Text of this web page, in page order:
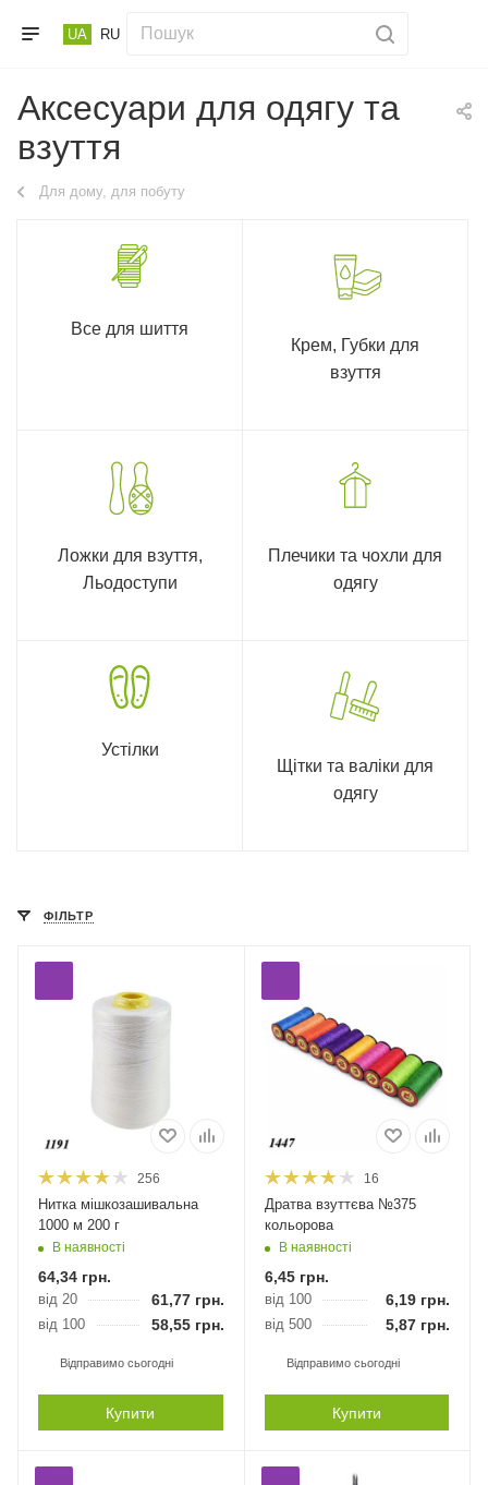
UA RU
Аксесуари для одягу та
взуття
Для дому, для побуту
Все для шиття
Крем, Губки для
взуття
Ложки для взуття,
Льодоступи
Плечики та чохли для
одягу
Устілки
Щітки та валіки для
одягу
ФІЛЬТР
256
Нитка мішкозашивальна
1000 м 200 г
В наявності
64,34 грн.
від 20 61,77 грн.
від 100 58,55 грн.
Відправимо сьогодні
Купити
16
Дратва взуттєва №375
кольорова
В наявності
6,45грн.
від 100 6,19 грн.
від 500 5,87 грн.
Відправимо сьогодні
Купити